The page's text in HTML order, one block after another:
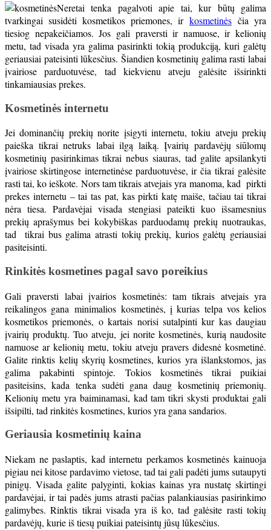
Neretai tenka pagalvoti apie tai, kur būtų galima
tvarkingai susidėti kosmetikos priemones, ir kosmetinės čia yra
tiesiog nepakeičiamos. Jos gali praversti ir namuose, ir kelionių
metu, tad visada yra galima pasirinkti tokią produkciją, kuri galėtų
geriausiai pateisinti lūkesčius. Šiandien kosmetinių galima rasti labai
įvairiose parduotuvėse, tad kiekvienu atveju galėsite išsirinkti
tinkamiausias prekes.
Kosmetinės internetu
Jei dominančių prekių norite įsigyti internetu, tokiu atveju prekių
paieška tikrai netruks labai ilgą laiką. Įvairių pardavėjų siūlomų
kosmetinių pasirinkimas tikrai nebus siauras, tad galite apsilankyti
įvairiose skirtingose internetinėse parduotuvėse, ir čia tikrai galėsite
rasti tai, ko ieškote. Nors tam tikrais atvejais yra manoma, kad pirkti
prekes internetu – tai tas pat, kas pirkti katę maiše, tačiau tai tikrai
nėra tiesa. Pardavėjai visada stengiasi pateikti kuo išsamesnius
prekių aprašymus bei kokybiškas parduodamų prekių nuotraukas,
tad tikrai bus galima atrasti tokių prekių, kurios galėtų geriausiai
pasiteisinti.
Rinkitės kosmetines pagal savo poreikius
Gali praversti labai įvairios kosmetinės: tam tikrais atvejais yra
reikalingos gana minimalios kosmetinės, į kurias telpa vos kelios
kosmetikos priemonės, o kartais norisi sutalpinti kur kas daugiau
įvairių produktų. Tuo atveju, jei norite kosmetinės, kurią naudosite
namuose ar kelionių metu, tokiu atveju pravers didesnė kosmetinė.
Galite rinktis kelių skyrių kosmetines, kurios yra išlankstomos, jas
galima pakabinti spintoje. Tokios kosmetinės tikrai puikiai
pasiteisins, kada tenka sudėti gana daug kosmetinių priemonių.
Kelionių metu yra baiminamasi, kad tam tikri skysti produktai gali
išsipilti, tad rinkitės kosmetines, kurios yra gana sandarios.
Geriausia kosmetinių kaina
Niekam ne paslaptis, kad internetu perkamos kosmetinės kainuoja
pigiau nei kitose pardavimo vietose, tad tai gali padėti jums sutaupyti
pinigų. Visada galite palyginti, kokias kainas yra nustatę skirtingi
pardavėjai, ir tai padės jums atrasti pačias palankiausias pasirinkimo
galimybes. Rinktis tikrai visada yra iš ko, tad galėsite rasti tokių
pardavėjų, kurie iš tiesų puikiai pateisintų jūsų lūkesčius.